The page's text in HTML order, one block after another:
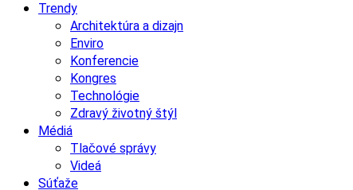
Trendy
Architektúra a dizajn
Enviro
Konferencie
Kongres
Technológie
Zdravý životný štýl
Médiá
Tlačové správy
Videá
Súťaže